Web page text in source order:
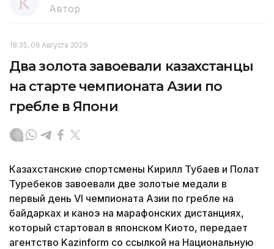
Автор
18:35, 06 Августа 2026
Два золота завоевали казахстанцы
на старте чемпионата Азии по
гребле в Япони
Казахстанские спортсмены Кирилл Тубаев и Полат
Туребеков завоевали две золотые медали в
первый день VI чемпионата Азии по гребле на
байдарках и каноэ на марафонских дистанциях,
который стартовал в японском Киото, передает
агентство Kazinform со ссылкой на Национальную